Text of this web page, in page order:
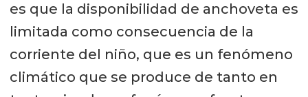
es que la disponibilidad de anchoveta es
limitada como consecuencia de la
corriente del niño, que es un fenómeno
climático que se produce de tanto en